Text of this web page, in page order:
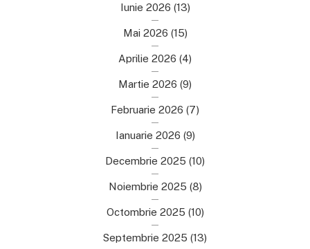
Iunie 2026 (13)
Mai 2026 (15)
Aprilie 2026 (4)
Martie 2026 (9)
Februarie 2026 (7)
Ianuarie 2026 (9)
Decembrie 2025 (10)
Noiembrie 2025 (8)
Octombrie 2025 (10)
Septembrie 2025 (13)